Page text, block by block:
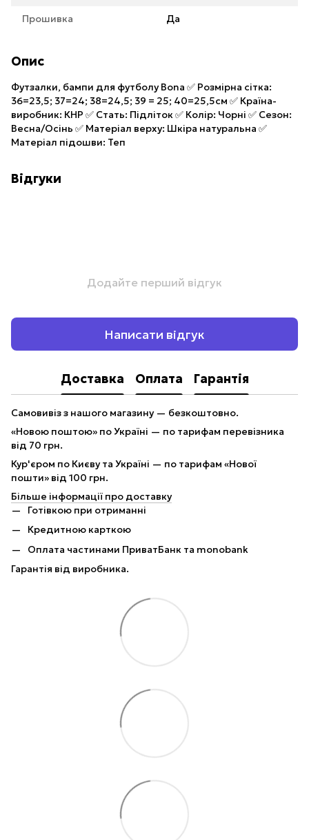
Прошивка Да
Опис
Футзалки, бампи для футболу Bona ✅ Розмірна сітка:
36=23,5; 37=24; 38=24,5; 39 = 25; 40=25,5см ✅ Країна-
виробник: КНР ✅ Стать: Підліток ✅ Колір: Чорні ✅ Сезон:
Весна/Осінь ✅ Матеріал верху: Шкіра натуральна ✅
Матеріал підошви: Теп
Відгуки
Додайте перший відгук
Написати відгук
Доставка Оплата Гарантія
Самовивіз з нашого магазину — безкоштовно.
«Новою поштою» по Україні — по тарифам перевізника
від 70 грн.
Кур'єром по Києву та Україні — по тарифам «Нової
пошти» від 100 грн.
Більше інформації про доставку
Готівкою при отриманні
Кредитною карткою
Оплата частинами ПриватБанк та monobank
Гарантія від виробника.